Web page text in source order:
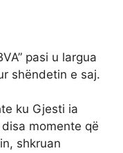
pasi u largua
shëndetin e saj.
ku Gjesti ia
momente që
shkruan